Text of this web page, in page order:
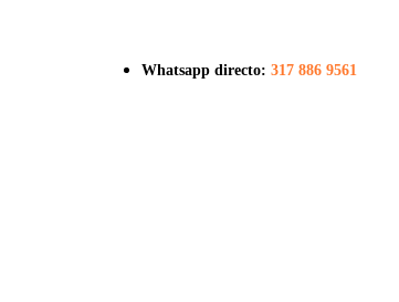
Whatsapp directo: 317 886 9561